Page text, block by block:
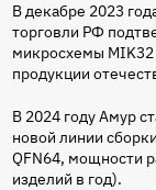
В декабре 2023
торговли РФ
микросхемы
продукции
В 2024 году Амур
новой линии
QFN64, мощности
изделий в год).